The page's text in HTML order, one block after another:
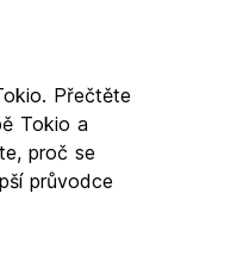
Přečtěte
Tokio a
proč se
průvodce